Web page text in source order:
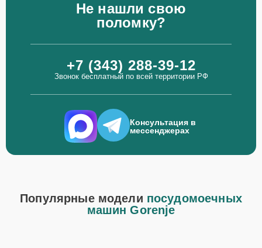
Не нашли свою
поломку?
+7 (343) 288-39-12
Звонок бесплатный по всей территории РФ
Консультация в
мессенджерах
Популярные модели посудомоечных
машин Gorenje